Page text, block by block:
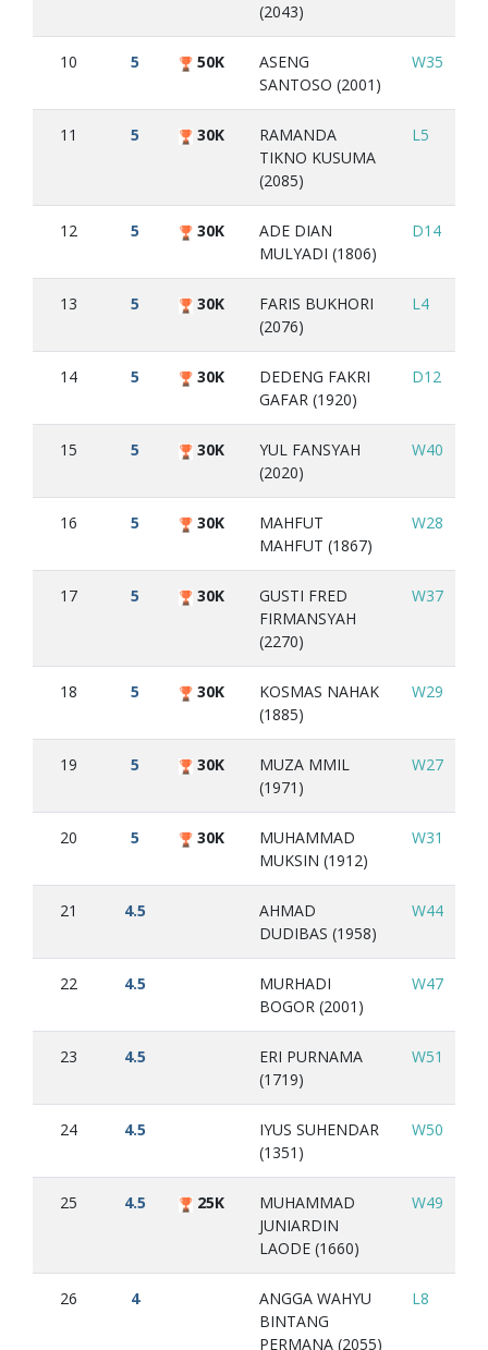
(2043)
10 5 50K
ASENG
SANTOSO (2001)
W35
11 5 30K
RAMANDA
TIKNO KUSUMA
(2085)
L5
12 5 30K
ADE DIAN
MULYADI (1806)
D14
13 5 30K
FARIS BUKHORI
(2076)
L4
14 5 30K
DEDENG FAKRI
GAFAR (1920)
D12
15 5 30K
YUL FANSYAH
(2020)
W40
16 5 30K
MAHFUT
MAHFUT (1867)
W28
17 5 30K
GUSTI FRED
FIRMANSYAH
(2270)
W37
18 5 30K
KOSMAS NAHAK
(1885)
W29
19 5 30K
MUZA MMIL
(1971)
W27
20 5 30K
MUHAMMAD
MUKSIN (1912)
W31
21 4.5
AHMAD
DUDIBAS (1958)
W44
22 4.5
MURHADI
BOGOR (2001)
W47
23 4.5
ERI PURNAMA
(1719)
W51
24 4.5
IYUS SUHENDAR
(1351)
W50
25 4.5 25K
MUHAMMAD
JUNIARDIN
LAODE (1660)
W49
26 4
ANGGA WAHYU
BINTANG
PERMANA (2055)
L8